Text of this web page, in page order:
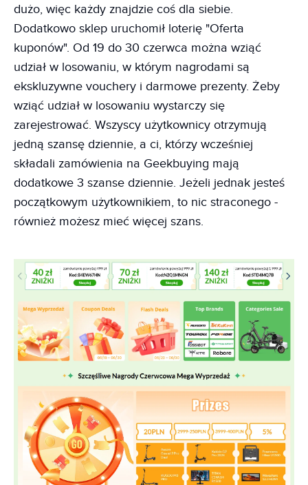
dużo, więc każdy znajdzie coś dla siebie.
Dodatkowo sklep uruchomił loterię "Oferta
kuponów". Od 19 do 30 czerwca można wziąć
udział w losowaniu, w którym nagrodami są
ekskluzywne vouchery i darmowe prezenty. Żeby
wziąć udział w losowaniu wystarczy się
zarejestrować. Wszyscy użytkownicy otrzymują
jedną szansę dziennie, a ci, którzy wcześniej
składali zamówienia na Geekbuying mają
dodatkowe 3 szanse dziennie. Jeżeli jednak jesteś
początkowym użytkownikiem, to nic straconego -
również możesz mieć więcej szans.